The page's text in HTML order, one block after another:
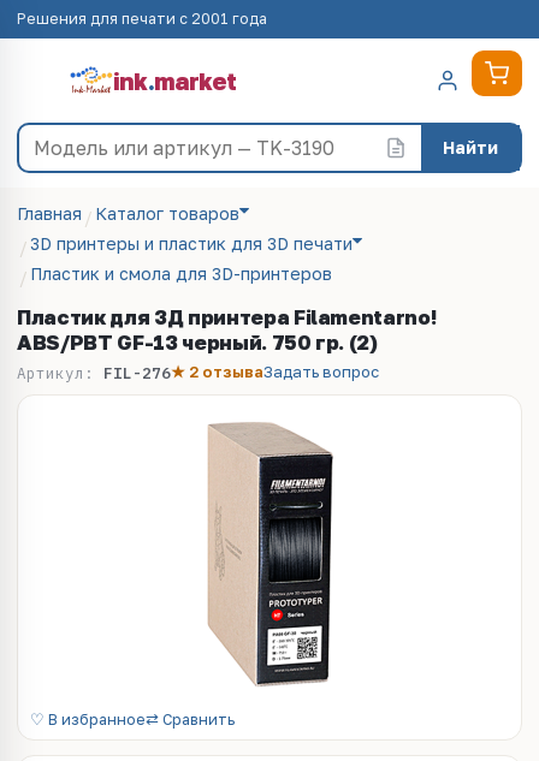
Решения для печати с 2001 года
ink.market
Найти
Главная
Каталог товаров
3D принтеры и пластик для 3D печати
Пластик и смола для 3D-принтеров
Пластик для 3Д принтера Filamentarno!
ABS/PBT GF-13 черный. 750 гр. (2)
Артикул: FIL-276★ 2 отзываЗадать вопрос
♡ В избранное⇄ Сравнить